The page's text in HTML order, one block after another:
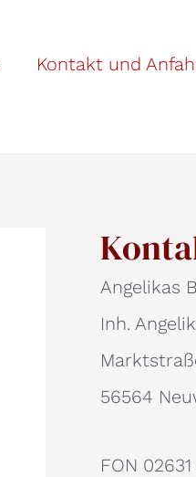
Kontakt und
Angelikas
Inh.
56564
FON